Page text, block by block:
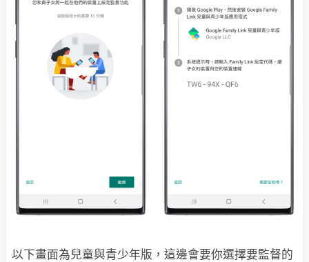
以下畫面為兒童與青少年版，這邊會要你選擇要監督的